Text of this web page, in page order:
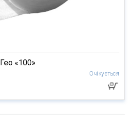
«100»
Очікується